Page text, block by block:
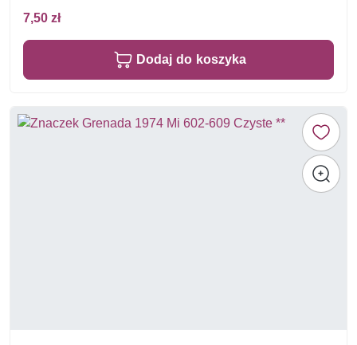
7,50 zł
Dodaj do koszyka